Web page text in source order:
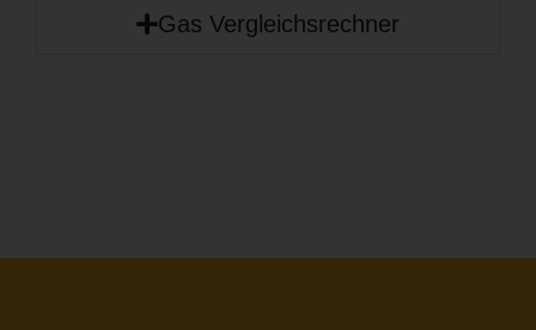
Gas Vergleichsrechner